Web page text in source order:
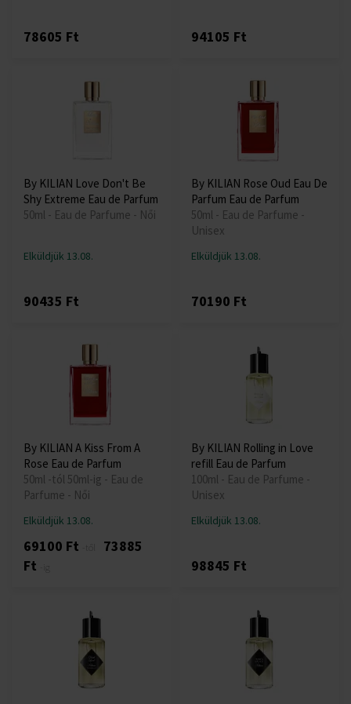
78605 Ft 94105 Ft
By KILIAN Love Don't Be
Shy Extreme Eau de Parfum
50ml - Eau de Parfume - Női
Elküldjük 13.08.
90435 Ft
By KILIAN Rose Oud Eau De
Parfum Eau de Parfum
50ml - Eau de Parfume -
Unisex
Elküldjük 13.08.
70190 Ft
By KILIAN A Kiss From A
Rose Eau de Parfum
50ml -tól 50ml-ig - Eau de
Parfume - Női
Elküldjük 13.08.
69100 Ft
73885
Ft
By KILIAN Rolling in Love
refill Eau de Parfum
100ml - Eau de Parfume -
Unisex
Elküldjük 13.08.
98845 Ft